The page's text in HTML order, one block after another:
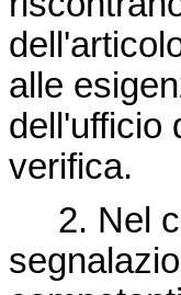
alle
dell'ufficio
verifica.
2. Nel